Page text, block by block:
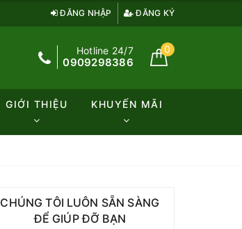
ĐĂNG NHẬP ĐĂNG KÝ
Hotline 24/7
0909298386
0
GIỚI THIỆU KHUYẾN MÃI
CHÚNG TÔI LUÔN SẴN SÀNG
ĐỂ GIÚP ĐỠ BẠN